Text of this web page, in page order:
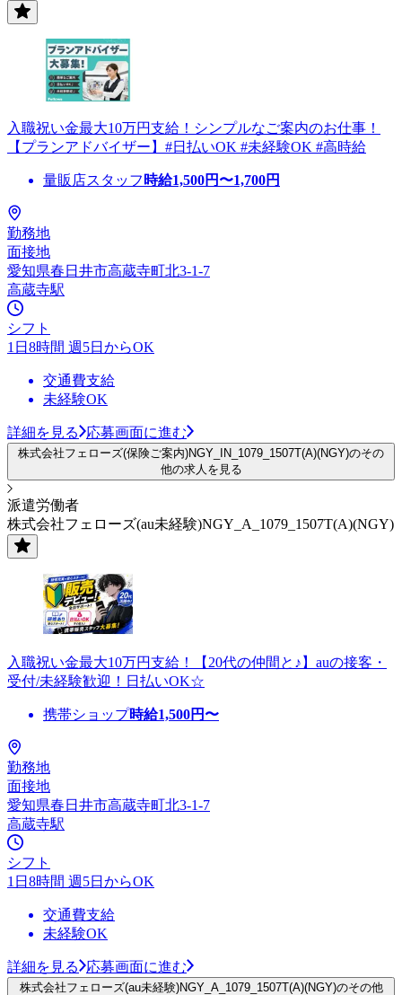
入職祝い金最大10万円支給！シンプルなご案内のお仕事！
【プランアドバイザー】#日払いOK #未経験OK #高時給
量販店スタッフ 時給1,500円〜1,700円
勤務地
面接地
愛知県春日井市高蔵寺町北3-1-7
高蔵寺駅
シフト
1日8時間 週5日からOK
交通費支給
未経験OK
詳細を見る 応募画面に進む
株式会社フェローズ(保険ご案内)NGY_IN_1079_1507T(A)(NGY)のその
他の求人を見る
派遣労働者
株式会社フェローズ(au未経験)NGY_A_1079_1507T(A)(NGY)
入職祝い金最大10万円支給！【20代の仲間と♪】auの接客・
受付/未経験歓迎！日払いOK☆
携帯ショップ時給1,500円〜
勤務地
面接地
愛知県春日井市高蔵寺町北3-1-7
高蔵寺駅
シフト
1日8時間 週5日からOK
交通費支給
未経験OK
詳細を見る 応募画面に進む
株式会社フェローズ(au未経験)NGY_A_1079_1507T(A)(NGY)のその他